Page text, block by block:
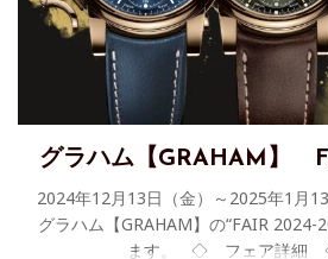
グラハム【GRAHAM】
2024年12月13日（金）～2025年1月
グラハム【GRAHAM】の“FAIR 2024-
ます。 ◇ フェア詳細